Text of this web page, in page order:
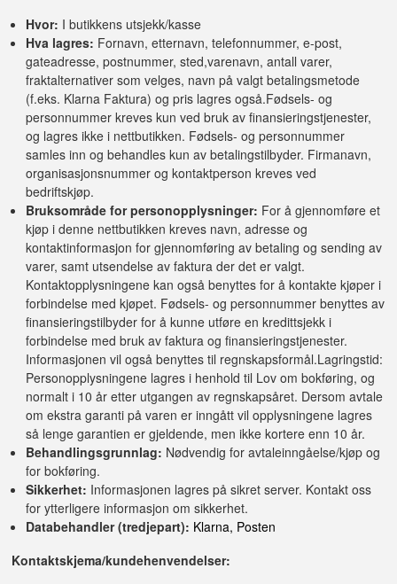
Hvor: I butikkens utsjekk/kasse
Hva lagres: Fornavn, etternavn, telefonnummer, e-post,
gateadresse, postnummer, sted,varenavn, antall varer,
fraktalternativer som velges, navn på valgt betalingsmetode
(f.eks. Klarna Faktura) og pris lagres også.Fødsels- og
personnummer kreves kun ved bruk av finansieringstjenester,
og lagres ikke i nettbutikken. Fødsels- og personnummer
samles inn og behandles kun av betalingstilbyder. Firmanavn,
organisasjonsnummer og kontaktperson kreves ved
bedriftskjøp.
Bruksområde for personopplysninger: For å gjennomføre et
kjøp i denne nettbutikken kreves navn, adresse og
kontaktinformasjon for gjennomføring av betaling og sending av
varer, samt utsendelse av faktura der det er valgt.
Kontaktopplysningene kan også benyttes for å kontakte kjøper i
forbindelse med kjøpet. Fødsels- og personnummer benyttes av
finansieringstilbyder for å kunne utføre en kredittsjekk i
forbindelse med bruk av faktura og finansieringstjenester.
Informasjonen vil også benyttes til regnskapsformål.Lagringstid:
Personopplysningene lagres i henhold til Lov om bokføring, og
normalt i 10 år etter utgangen av regnskapsåret. Dersom avtale
om ekstra garanti på varen er inngått vil opplysningene lagres
så lenge garantien er gjeldende, men ikke kortere enn 10 år.
Behandlingsgrunnlag: Nødvendig for avtaleinngåelse/kjøp og
for bokføring.
Sikkerhet: Informasjonen lagres på sikret server. Kontakt oss
for ytterligere informasjon om sikkerhet.
Databehandler (tredjepart): Klarna, Posten
Kontaktskjema/kundehenvendelser: